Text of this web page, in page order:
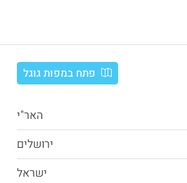
פתח במפות גוגל
האר"י
ירושלים
ישראל